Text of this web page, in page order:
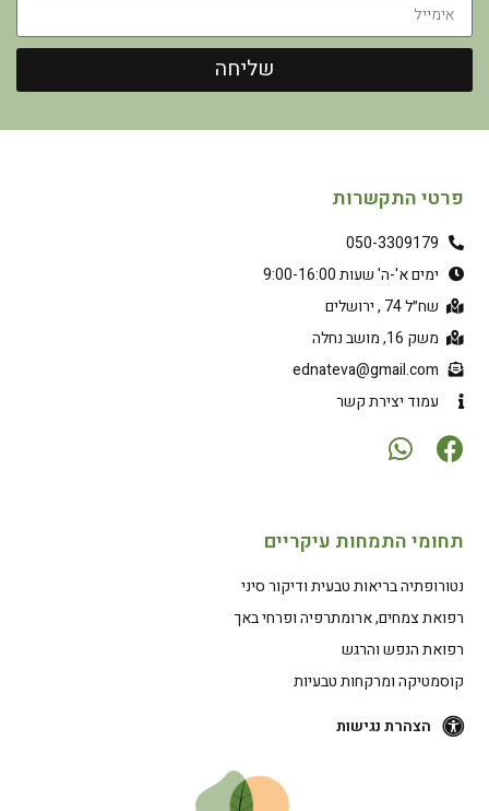
שליחה
תחומי התמחות עיקריים
נטורופתיה בריאות טבעית ודיקור סיני
רפואת צמחים, ארומתרפיה ופרחי באך
רפואת הנפש והרגש
קוסמטיקה ומרקחות טבעיות
הצהרת נגישות
פרטי התקשרות
050-3309179
ימים א'-ה' שעות 9:00-16:00
שח״ל 74 , ירושלים
משק 16, מושב נחלה
ednateva@gmail.com
עמוד יצירת קשר